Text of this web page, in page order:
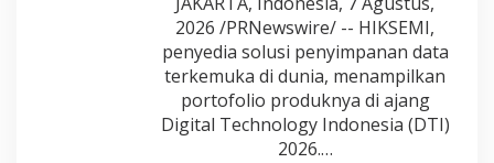
2026 /PRNewswire/ -- HIKSEMI,
penyedia solusi penyimpanan data
terkemuka di dunia, menampilkan
portofolio produknya di ajang
Digital Technology Indonesia (DTI)
2026.…